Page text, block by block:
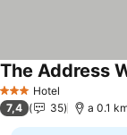
3 EstrelasHotel
The Address
7,4 35 a 0.1